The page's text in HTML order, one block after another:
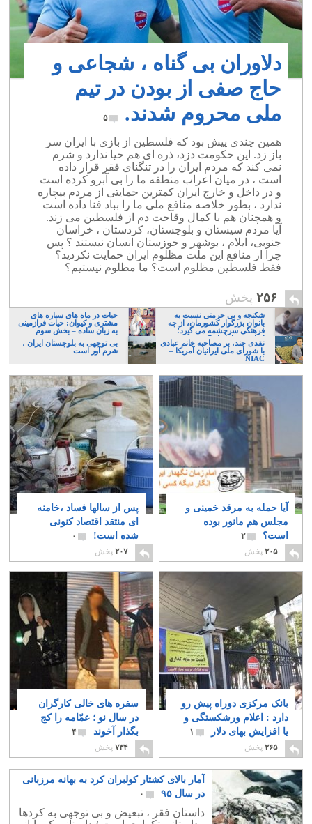
دلاوران بی گناه ، شجاعی و
حاج صفی از بودن در تیم
ملی محروم شدند.
۵
همین چندی پیش بود که فلسطین از بازی با ایران سر
باز زد. این حکومت دزد، ذره ای هم حیا ندارد و شرم
نمی کند که مردم ایران را در تنگنای فقر قرار داده
است ، در میان اعراب منطقه ما را بی آبرو کرده است
و در داخل و خارج ایران کمترین حمایتی از مردم بیچاره
ندارد ، بطور خلاصه منافع ملی ما را بباد فنا داده است
و همچنان هم با کمال وقاحت دم از فلسطین می زند.
آیا مردم سیستان و بلوچستان، کردستان ، خراسان
جنوبی، ایلام ، بوشهر و خوزستان انسان نیستند ؟ پس
چرا از منافع این ملت مظلوم ایران حمایت نکردید؟
فقط فلسطین مظلوم است؟ ما مظلوم نیستیم؟
۲۵۶ پخش
شکنجه و بی حرمتی نسبت به
بانوان بزرگوار کشورمان، از چه
فرهنگی سرچشمه می گیرد؛
ایرانی، و یا تازیان؟
حیات در ماه های سیاره های
مشتری و کیوان: حیات فرازمینی
به زبان ساده – بخش سوم
نقدی چند، بر مصاحبه خانم عبادی
با شورای ملی ایرانیان آمریکا –
NIAC
بی توجهی به بلوچستان ایران ،
شرم آور است
آیا حمله به مرقد خمینی و
مجلس هم مانور بوده
است؟
۲
۲۰۵ پخش
پس از سالها فساد ،خامنه
ای منتقد اقتصاد کنونی
شده است!
۰
۲۰۷ پخش
بانک مرکزی دوراه پیش رو
دارد : اعلام ورشکستگی و
یا افزایش بهای دلار
۱
۲۶۵ پخش
سفره های خالی کارگران
در سال نو ؛ عمّامه را کج
بگذار آخوند
۴
۷۳۴ پخش
آمار بالای کشتار کولبران کرد به بهانه مرزبانی
در سال ۹۵
۰
داستان فقر ، تبعیض و بی توجهی به کردها